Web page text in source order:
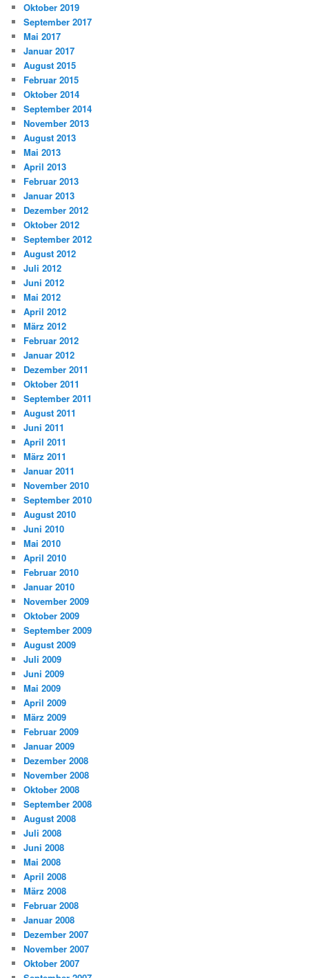
Oktober 2019
September 2017
Mai 2017
Januar 2017
August 2015
Februar 2015
Oktober 2014
September 2014
November 2013
August 2013
Mai 2013
April 2013
Februar 2013
Januar 2013
Dezember 2012
Oktober 2012
September 2012
August 2012
Juli 2012
Juni 2012
Mai 2012
April 2012
März 2012
Februar 2012
Januar 2012
Dezember 2011
Oktober 2011
September 2011
August 2011
Juni 2011
April 2011
März 2011
Januar 2011
November 2010
September 2010
August 2010
Juni 2010
Mai 2010
April 2010
Februar 2010
Januar 2010
November 2009
Oktober 2009
September 2009
August 2009
Juli 2009
Juni 2009
Mai 2009
April 2009
März 2009
Februar 2009
Januar 2009
Dezember 2008
November 2008
Oktober 2008
September 2008
August 2008
Juli 2008
Juni 2008
Mai 2008
April 2008
März 2008
Februar 2008
Januar 2008
Dezember 2007
November 2007
Oktober 2007